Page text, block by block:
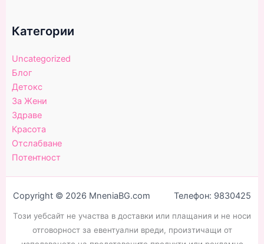
Категории
Uncategorized
Блог
Детокс
За Жени
Здраве
Красота
Отслабване
Потентност
Copyright © 2026 MneniaBG.com Телефон: 9830425
Този уебсайт не участва в доставки или плащания и не носи
отговорност за евентуални вреди, произтичащи от